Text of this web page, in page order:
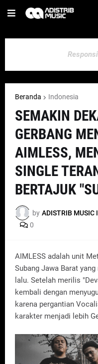
Beranda Indonesia
SEMAKIN
GERBANG
AIMLESS,
SINGLE
BERTAJUK
by ADISTRIB MUSIC
0
AIMLESS adalah unit
Subang Jawa Barat
lalu. Setelah merilis
kembali dengan
karena pergantian
karakter menjadi lebih